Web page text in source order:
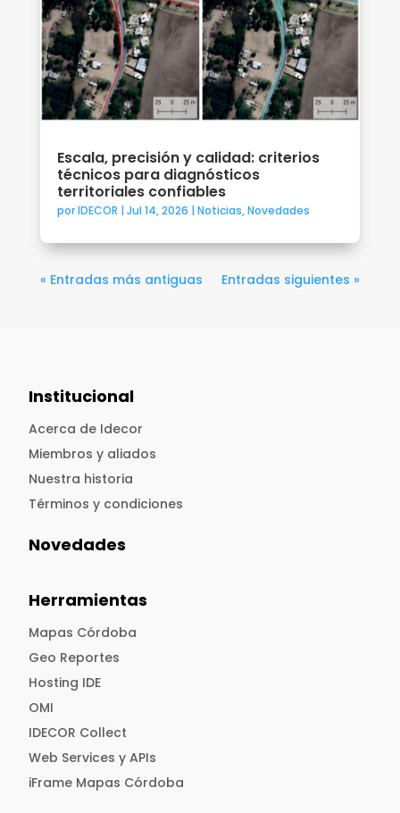
Escala, precisión y calidad: criterios
técnicos para diagnósticos
territoriales confiables
porIDECOR | Jul 14, 2026 | Noticias,Novedades
« Entradas más antiguas Entradas siguientes »
Institucional
Acerca de Idecor
Miembros y aliados
Nuestra historia
Términos y condiciones
Novedades
Herramientas
Mapas Córdoba
Geo Reportes
Hosting IDE
OMI
IDECOR Collect
Web Services y APIs
iFrame Mapas Córdoba